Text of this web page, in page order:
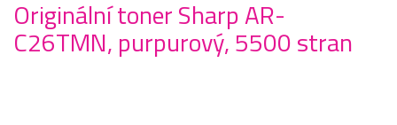
Originální toner Sharp AR-
C26TMN, purpurový, 5500 stran